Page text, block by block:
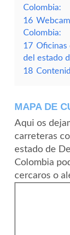
Colombia:
16
Colombia:
17 Oficinas
del estado
18
MAPA DE
Aqui os
carreteras
estado de
Colombia
cercaros o